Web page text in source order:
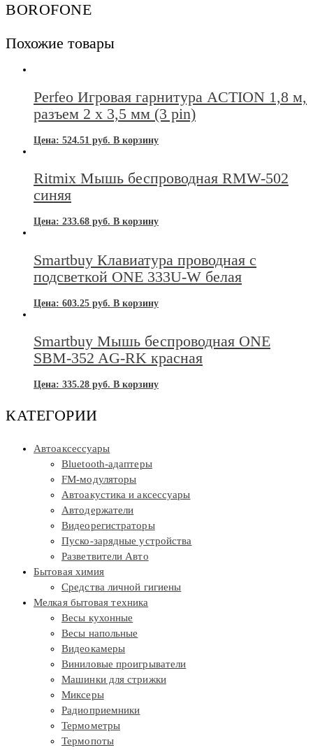
BOROFONE
Похожие товары
Perfeo Игровая гарнитура ACTION 1,8 м,
разъем 2 x 3,5 мм (3 pin)
Цена: 524.51 руб. В корзину
Ritmix Мышь беспроводная RMW-502
синяя
Цена: 233.68 руб. В корзину
Smartbuy Клавиатура проводная с
подсветкой ONE 333U-W белая
Цена: 603.25 руб. В корзину
Smartbuy Мышь беспроводная ONE
SBM-352 AG-RK красная
Цена: 335.28 руб. В корзину
КАТЕГОРИИ
Автоаксессуары
Bluetooth-адаптеры
FM-модуляторы
Автоакустика и аксессуары
Автодержатели
Видеорегистраторы
Пуско-зарядные устройства
Разветвители Авто
Бытовая химия
Средства личной гигиены
Мелкая бытовая техника
Весы кухонные
Весы напольные
Видеокамеры
Виниловые проигрыватели
Машинки для стрижки
Миксеры
Радиоприемники
Термометры
Термопоты